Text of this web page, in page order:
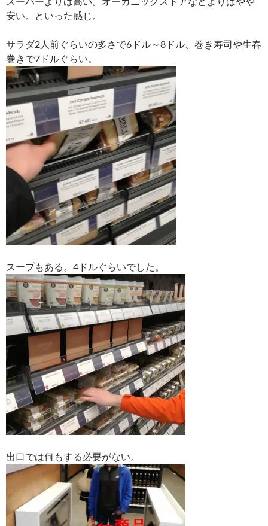
安い。といった感じ。
サラダ2人前ぐらいの多さで6ドル～8ドル、巻き寿司や生春
巻きで7ドルぐらい。
スープもある。4ドルぐらいでした。
出口では何もする必要がない。